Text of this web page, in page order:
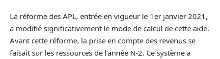
La réforme des APL, entrée en vigueur le 1er janvier 2021,
a modifié significativement le mode de calcul de cette aide.
Avant cette réforme, la prise en compte des revenus se
faisait sur les ressources de l’année N-2. Ce système a